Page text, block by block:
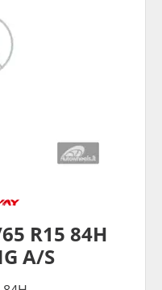
R15 84H
A/S